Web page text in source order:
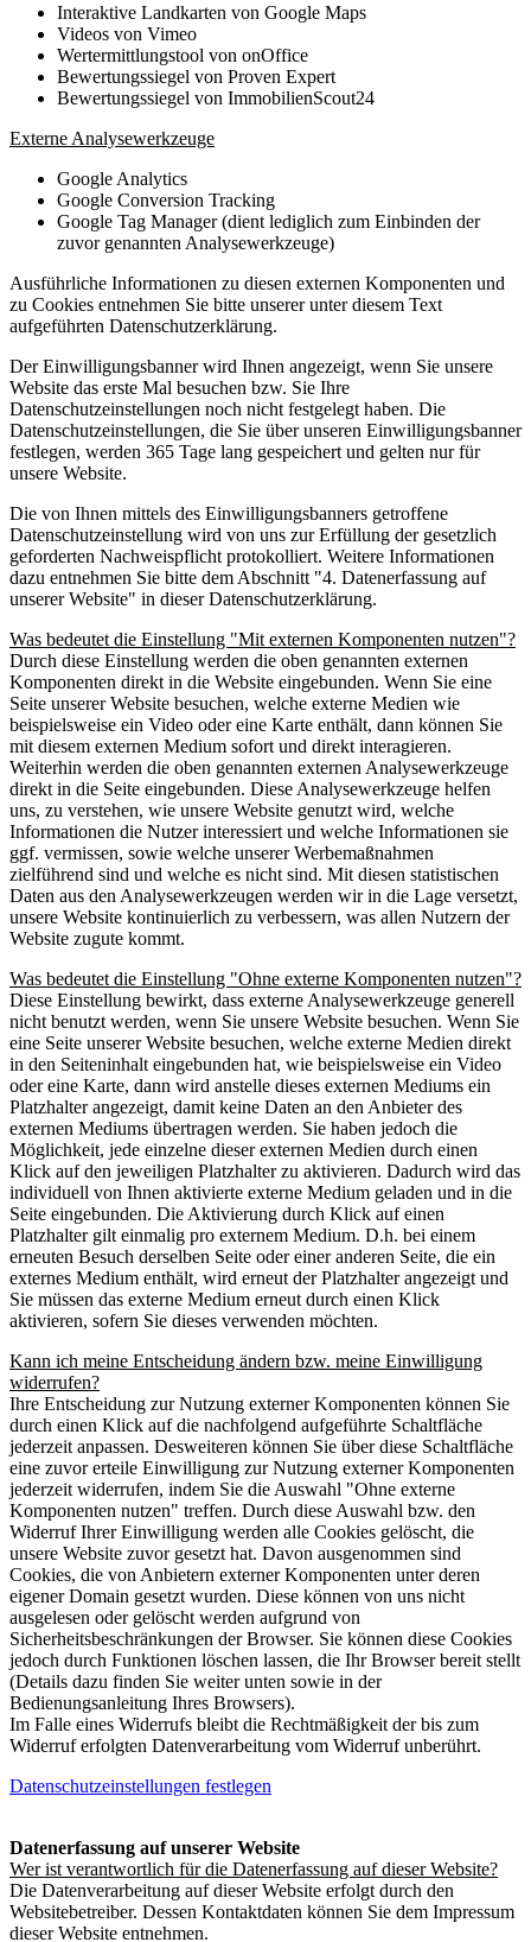
Interaktive Landkarten von Google Maps
Videos von Vimeo
Wertermittlungstool von onOffice
Bewertungssiegel von Proven Expert
Bewertungssiegel von ImmobilienScout24
Externe Analysewerkzeuge
Google Analytics
Google Conversion Tracking
Google Tag Manager (dient lediglich zum Einbinden der
zuvor genannten Analysewerkzeuge)
Ausführliche Informationen zu diesen externen Komponenten und
zu Cookies entnehmen Sie bitte unserer unter diesem Text
aufgeführten Datenschutzerklärung.
Der Einwilligungsbanner wird Ihnen angezeigt, wenn Sie unsere
Website das erste Mal besuchen bzw. Sie Ihre
Datenschutzeinstellungen noch nicht festgelegt haben. Die
Datenschutzeinstellungen, die Sie über unseren Einwilligungsbanner
festlegen, werden 365 Tage lang gespeichert und gelten nur für
unsere Website.
Die von Ihnen mittels des Einwilligungsbanners getroffene
Datenschutzeinstellung wird von uns zur Erfüllung der gesetzlich
geforderten Nachweispflicht protokolliert. Weitere Informationen
dazu entnehmen Sie bitte dem Abschnitt "4. Datenerfassung auf
unserer Website" in dieser Datenschutzerklärung.
Was bedeutet die Einstellung "Mit externen Komponenten nutzen"?
Durch diese Einstellung werden die oben genannten externen
Komponenten direkt in die Website eingebunden. Wenn Sie eine
Seite unserer Website besuchen, welche externe Medien wie
beispielsweise ein Video oder eine Karte enthält, dann können Sie
mit diesem externen Medium sofort und direkt interagieren.
Weiterhin werden die oben genannten externen Analysewerkzeuge
direkt in die Seite eingebunden. Diese Analysewerkzeuge helfen
uns, zu verstehen, wie unsere Website genutzt wird, welche
Informationen die Nutzer interessiert und welche Informationen sie
ggf. vermissen, sowie welche unserer Werbemaßnahmen
zielführend sind und welche es nicht sind. Mit diesen statistischen
Daten aus den Analysewerkzeugen werden wir in die Lage versetzt,
unsere Website kontinuierlich zu verbessern, was allen Nutzern der
Website zugute kommt.
Was bedeutet die Einstellung "Ohne externe Komponenten nutzen"?
Diese Einstellung bewirkt, dass externe Analysewerkzeuge generell
nicht benutzt werden, wenn Sie unsere Website besuchen. Wenn Sie
eine Seite unserer Website besuchen, welche externe Medien direkt
in den Seiteninhalt eingebunden hat, wie beispielsweise ein Video
oder eine Karte, dann wird anstelle dieses externen Mediums ein
Platzhalter angezeigt, damit keine Daten an den Anbieter des
externen Mediums übertragen werden. Sie haben jedoch die
Möglichkeit, jede einzelne dieser externen Medien durch einen
Klick auf den jeweiligen Platzhalter zu aktivieren. Dadurch wird das
individuell von Ihnen aktivierte externe Medium geladen und in die
Seite eingebunden. Die Aktivierung durch Klick auf einen
Platzhalter gilt einmalig pro externem Medium. D.h. bei einem
erneuten Besuch derselben Seite oder einer anderen Seite, die ein
externes Medium enthält, wird erneut der Platzhalter angezeigt und
Sie müssen das externe Medium erneut durch einen Klick
aktivieren, sofern Sie dieses verwenden möchten.
Kann ich meine Entscheidung ändern bzw. meine Einwilligung
widerrufen?
Ihre Entscheidung zur Nutzung externer Komponenten können Sie
durch einen Klick auf die nachfolgend aufgeführte Schaltfläche
jederzeit anpassen. Desweiteren können Sie über diese Schaltfläche
eine zuvor erteile Einwilligung zur Nutzung externer Komponenten
jederzeit widerrufen, indem Sie die Auswahl "Ohne externe
Komponenten nutzen" treffen. Durch diese Auswahl bzw. den
Widerruf Ihrer Einwilligung werden alle Cookies gelöscht, die
unsere Website zuvor gesetzt hat. Davon ausgenommen sind
Cookies, die von Anbietern externer Komponenten unter deren
eigener Domain gesetzt wurden. Diese können von uns nicht
ausgelesen oder gelöscht werden aufgrund von
Sicherheitsbeschränkungen der Browser. Sie können diese Cookies
jedoch durch Funktionen löschen lassen, die Ihr Browser bereit stellt
(Details dazu finden Sie weiter unten sowie in der
Bedienungsanleitung Ihres Browsers).
Im Falle eines Widerrufs bleibt die Rechtmäßigkeit der bis zum
Widerruf erfolgten Datenverarbeitung vom Widerruf unberührt.
Datenschutzeinstellungen festlegen
Datenerfassung auf unserer Website
Wer ist verantwortlich für die Datenerfassung auf dieser Website?
Die Datenverarbeitung auf dieser Website erfolgt durch den
Websitebetreiber. Dessen Kontaktdaten können Sie dem Impressum
dieser Website entnehmen.